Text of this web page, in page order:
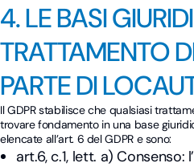
4. LE BASI
TRATTAMENTO
PARTE DI
Il GDPR stabilisce che qualsiasi
trovare fondamento in una base
elencate all’art. 6 del GDPR e sono:
art.6, c.1, lett. a) Consenso: